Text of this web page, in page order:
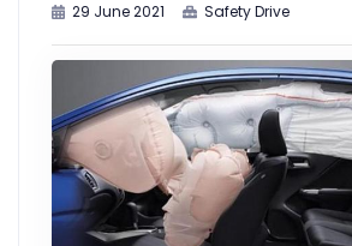
29 June 2021 Safety Drive